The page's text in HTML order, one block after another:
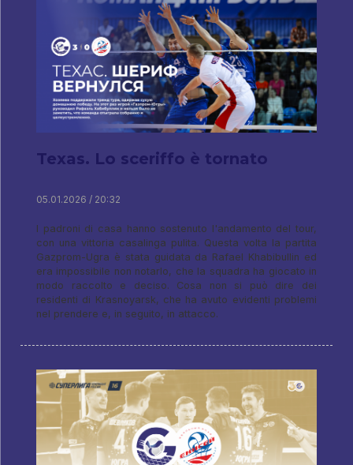
Texas. Lo sceriffo è tornato
05.01.2026 / 20:32
I padroni di casa hanno sostenuto l'andamento del tour,
con una vittoria casalinga pulita. Questa volta la partita
Gazprom-Ugra è stata guidata da Rafael Khabibullin ed
era impossibile non notarlo, che la squadra ha giocato in
modo raccolto e deciso. Cosa non si può dire dei
residenti di Krasnoyarsk, che ha avuto evidenti problemi
nel prendere e, in seguito, in attacco.